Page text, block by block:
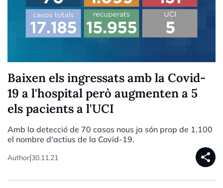
Baixen els ingressats amb la Covid-
19 a l'hospital però augmenten a 5
els pacients a l'UCI
Amb la detecció de 70 casos nous ja són prop de 1.100
el nombre d'actius de la Covid-19.
Author|30.11.21 share